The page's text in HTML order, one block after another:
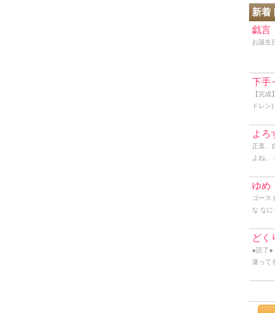
新着
戯言
お誕生
下手
【完
ドレン
ない
こし
時から
にも
ここま
ざわざ
い。 そ
うワケ
ない
と言う
の最
年前に
よろ
正直、
よね。
思い
近っう
ドっ
にアク
ゆめ
ゴース
な な
どく
●読了●
違って